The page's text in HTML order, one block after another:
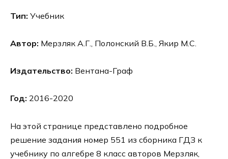
Тип: Учебник
Автор: Мерзляк А.Г., Полонский В.Б., Якир М.С.
Издательство: Вентана-Граф
Год: 2016-2020
На этой странице представлено подробное
решение задания номер 551 из сборника ГДЗ к
учебнику по алгебре 8 класс авторов Мерзляк,